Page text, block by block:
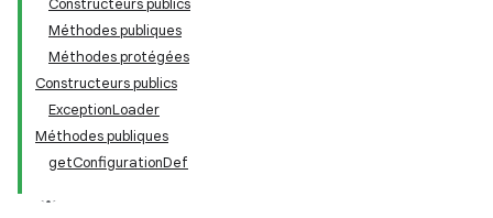
Constructeurs publics
Méthodes publiques
Méthodes protégées
Constructeurs publics
ExceptionLoader
Méthodes publiques
getConfigurationDef